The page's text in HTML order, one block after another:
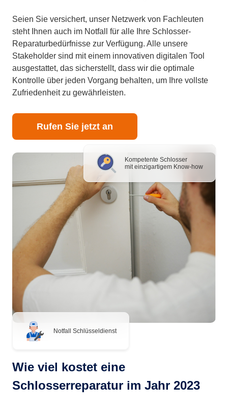
Kompetente Schlosser
mit einzigartigem Know-how
Notfall Schlüsseldienst
Seien Sie versichert, unser Netzwerk von Fachleuten
steht Ihnen auch im Notfall für alle Ihre Schlosser-
Reparaturbedürfnisse zur Verfügung. Alle unsere
Stakeholder sind mit einem innovativen digitalen Tool
ausgestattet, das sicherstellt, dass wir die optimale
Kontrolle über jeden Vorgang behalten, um Ihre vollste
Zufriedenheit zu gewährleisten.
Rufen Sie jetzt an
Wie viel kostet eine
Schlosserreparatur im Jahr 2023